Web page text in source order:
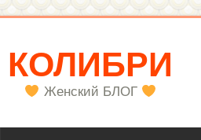
КОЛИБРИ
Женский БЛОГ